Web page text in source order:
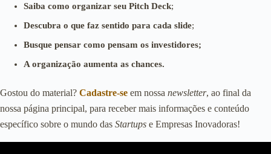
Saiba como organizar seu Pitch Deck;
Descubra o que faz sentido para cada slide;
Busque pensar como pensam os investidores;
A organização aumenta as chances.
Gostou do material? Cadastre-se em nossa newsletter, ao final da
nossa página principal, para receber mais informações e conteúdo
específico sobre o mundo das Startups e Empresas Inovadoras!